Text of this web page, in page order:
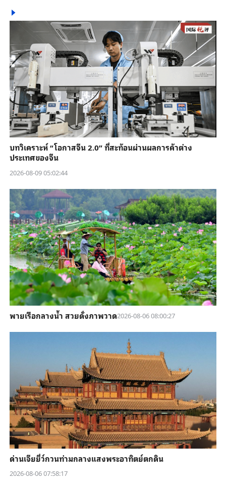
บทวิเคราะห์ “โอกาสจีน 2.0” ที่สะท้อนผ่านผลการค้าต่าง
ประเทศของจีน
2026-08-09 05:02:44
พายเรือกลางน้ำ สวยดั่งภาพวาด2026-08-06 08:00:27
ด่านเจียยี่ว์กวนท่ามกลางแสงพระอาทิตย์ตกดิน
2026-08-06 07:58:17